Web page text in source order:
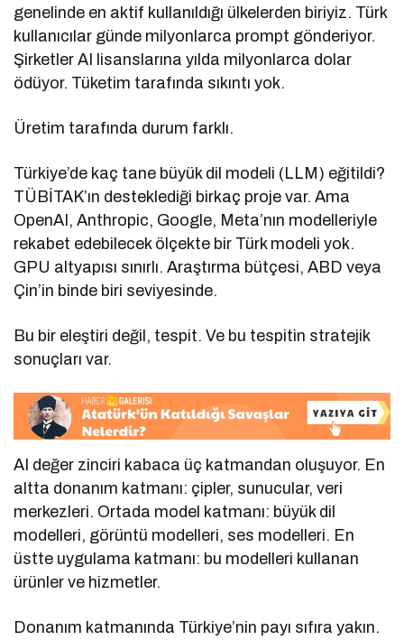
genelinde en aktif kullanıldığı ülkelerden biriyiz. Türk
kullanıcılar günde milyonlarca prompt gönderiyor.
Şirketler AI lisanslarına yılda milyonlarca dolar
ödüyor. Tüketim tarafında sıkıntı yok.
Üretim tarafında durum farklı.
Türkiye’de kaç tane büyük dil modeli (LLM) eğitildi?
TÜBİTAK’ın desteklediği birkaç proje var. Ama
OpenAI, Anthropic, Google, Meta’nın modelleriyle
rekabet edebilecek ölçekte bir Türk modeli yok.
GPU altyapısı sınırlı. Araştırma bütçesi, ABD veya
Çin’in binde biri seviyesinde.
Bu bir eleştiri değil, tespit. Ve bu tespitin stratejik
sonuçları var.
AI değer zinciri kabaca üç katmandan oluşuyor. En
altta donanım katmanı: çipler, sunucular, veri
merkezleri. Ortada model katmanı: büyük dil
modelleri, görüntü modelleri, ses modelleri. En
üstte uygulama katmanı: bu modelleri kullanan
ürünler ve hizmetler.
Donanım katmanında Türkiye’nin payı sıfıra yakın.